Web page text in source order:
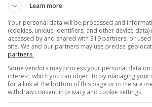
davanti a via Filicudi, a
A fronte di ulteriori
via Panarea a partire da 2023
si aggiungono altre due
al mare. Nel tratto B, da
Di Cocco – altre quattro
tuttavia come in passato del
Learn more
Your personal data will be processed and
(cookies, unique identifiers, and other device data)
accessed by and shared with 319 partners, or
site. We and our partners may use precise
partners.
Some vendors may process your personal data
interest, which you can object to by managing
for a link at the bottom of this page or in the site
withdraw consent in privacy and cookie settings.